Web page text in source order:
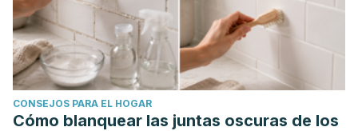
CONSEJOS PARA EL HOGAR
Cómo blanquear las juntas oscuras de los